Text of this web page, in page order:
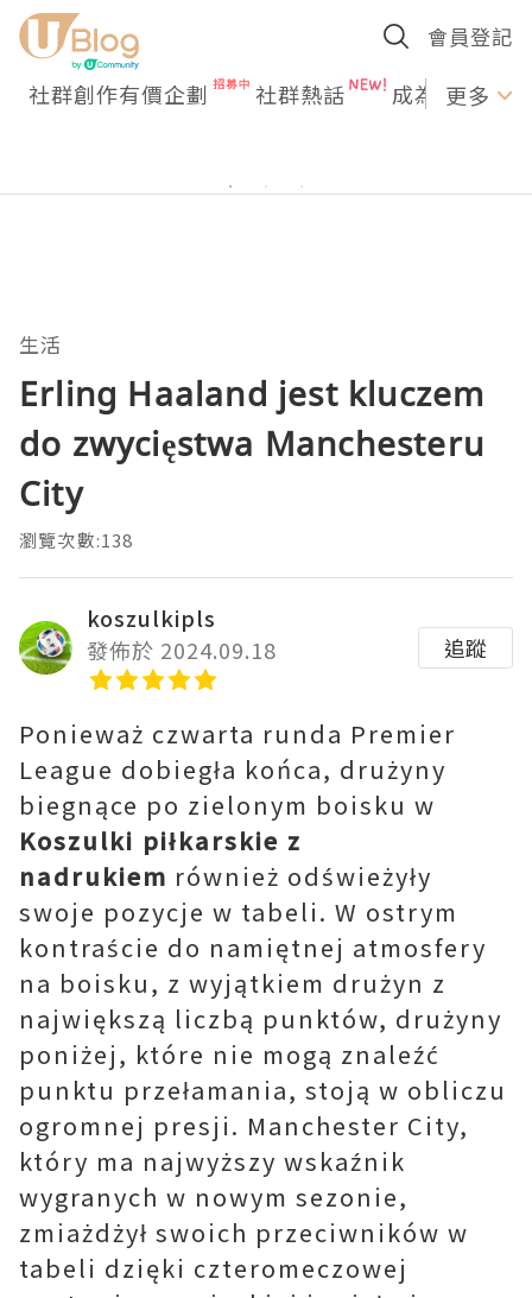
會員登記
社群創作有價企劃 社群熱話 成為U更多
生活
Erling Haaland jest kluczem
do zwycięstwa Manchesteru
City
瀏覽次數:138
koszulkipls
發佈於 2024.09.18
追蹤
Ponieważ czwarta runda Premier
League dobiegła końca, drużyny
biegnące po zielonym boisku w
Koszulki piłkarskie z
nadrukiem również odświeżyły
swoje pozycje w tabeli. W ostrym
kontraście do namiętnej atmosfery
na boisku, z wyjątkiem drużyn z
największą liczbą punktów, drużyny
poniżej, które nie mogą znaleźć
punktu przełamania, stoją w obliczu
ogromnej presji. Manchester City,
który ma najwyższy wskaźnik
wygranych w nowym sezonie,
zmiażdżył swoich przeciwników w
tabeli dzięki czteromeczowej